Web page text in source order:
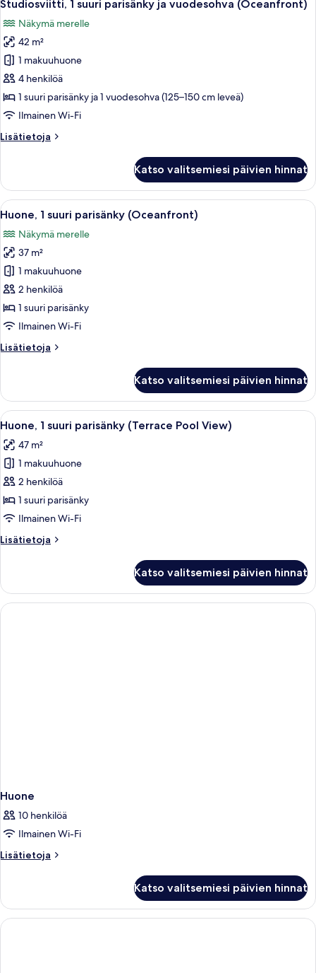
kaikki
huonetyypin
Studiosviitti,
suuri
parisänky
ja
(Oceanfront)
Studiosviitti, 1 suuri parisänky ja vuodesohva (Oceanfront)
Näkymä merelle
42 m²
1 makuuhuone
4 henkilöä
1 suuri parisänky ja 1 vuodesohva (125–150 cm leveä)
Ilmainen Wi-Fi
Lisätietoja
Lisätietoja
suuri
parisänky
ja
(Oceanfront)
Katso valitsemiesi päivien hinnat
Avaa
kaikki
huonetyypin
Huone,
suuri
parisänky
(Oceanfront)
Lomakeskus, jossa on uima-allas, ja
8
Huone, 1 suuri parisänky (Oceanfront)
Näkymä merelle
37 m²
1 makuuhuone
2 henkilöä
1 suuri parisänky
Ilmainen Wi-Fi
Lisätietoja
Lisätietoja
suuri
parisänky
(Oceanfront)
Katso valitsemiesi päivien hinnat
Avaa
kaikki
huonetyypin
Huone,
1
suuri
parisänky
Pool
Moderni hotellihuone, jossa on suuri
6
Huone, 1 suuri parisänky (Terrace Pool View)
47 m²
1 makuuhuone
2 henkilöä
1 suuri parisänky
Ilmainen Wi-Fi
Lisätietoja
Lisätietoja
suuri
parisänky
(Terrace
Katso valitsemiesi päivien hinnat
Huone
10 henkilöä
Ilmainen Wi-Fi
Lisätietoja
Lisätietoja
Katso valitsemiesi päivien hinnat